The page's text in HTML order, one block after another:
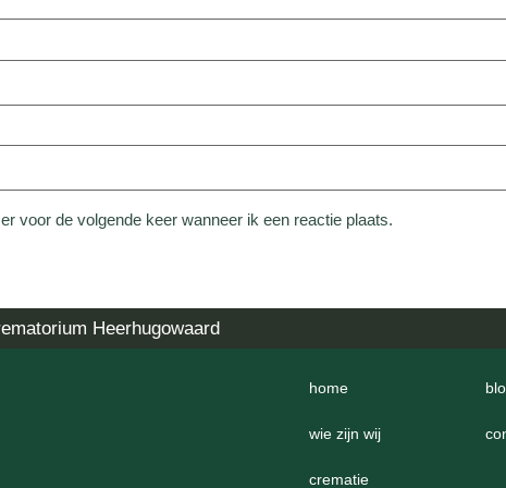
voor de volgende keer wanneer ik een reactie plaats.
Heerhugowaard
home
wie zijn wij
crematie